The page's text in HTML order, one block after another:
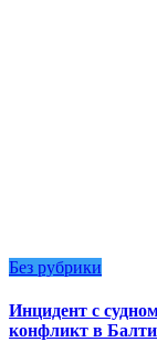
Без рубрики
Инцидент с
конфликт в